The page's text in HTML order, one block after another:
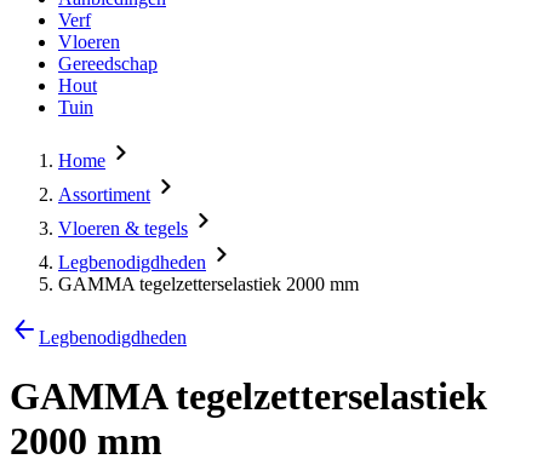
Verf
Vloeren
Gereedschap
Hout
Tuin
Home
Assortiment
Vloeren & tegels
Legbenodigdheden
GAMMA tegelzetterselastiek 2000 mm
Legbenodigdheden
GAMMA tegelzetterselastiek
2000 mm